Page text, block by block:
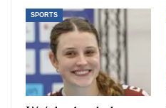
SPORTS